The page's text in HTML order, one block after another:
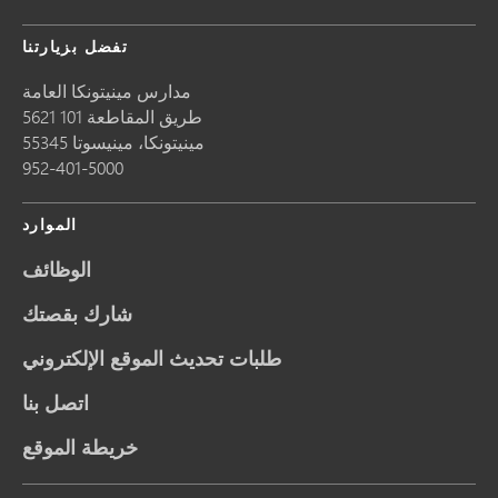
تفضل بزيارتنا
مدارس مينيتونكا العامة
5621 طريق المقاطعة 101
مينيتونكا، مينيسوتا 55345
952-401-5000
الموارد
الوظائف
شارك بقصتك
طلبات تحديث الموقع الإلكتروني
اتصل بنا
خريطة الموقع